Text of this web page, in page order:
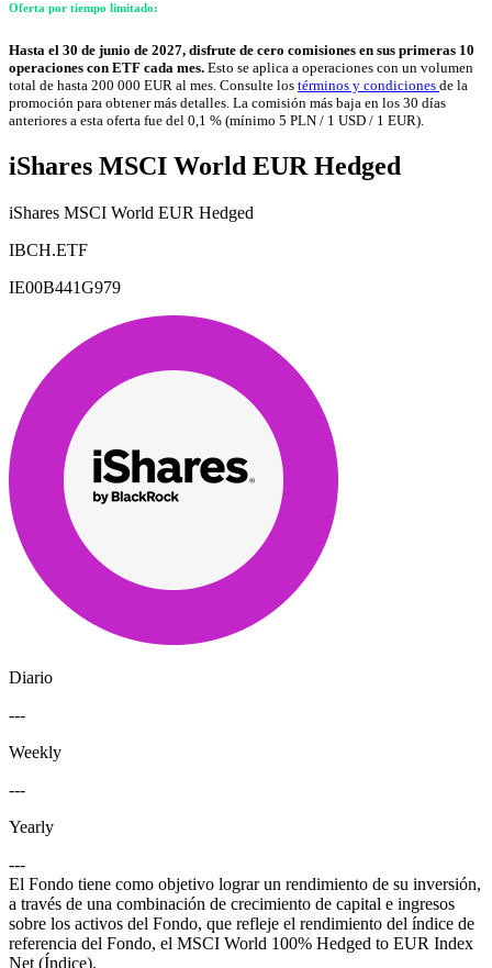
Oferta por tiempo limitado:
Hasta el 30 de junio de 2027, disfrute de cero comisiones en sus primeras 10
operaciones con ETF cada mes. Esto se aplica a operaciones con un volumen
total de hasta 200 000 EUR al mes. Consulte los términos y condiciones de la
promoción para obtener más detalles. La comisión más baja en los 30 días
anteriores a esta oferta fue del 0,1 % (mínimo 5 PLN / 1 USD / 1 EUR).
iShares MSCI World EUR Hedged
iShares MSCI World EUR Hedged
IBCH.ETF
IE00B441G979
Diario
---
Weekly
---
Yearly
---
El Fondo tiene como objetivo lograr un rendimiento de su inversión,
a través de una combinación de crecimiento de capital e ingresos
sobre los activos del Fondo, que refleje el rendimiento del índice de
referencia del Fondo, el MSCI World 100% Hedged to EUR Index
Net (Índice).